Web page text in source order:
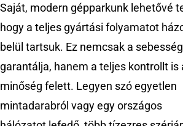
Saját, modern gépparkunk lehetővé
hogy a teljes gyártási folyamatot
belül tartsuk. Ez nemcsak a
garantálja, hanem a teljes kontrollt is
minőség felett. Legyen szó egyetlen
mintadarabról vagy egy országos